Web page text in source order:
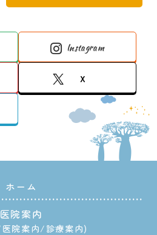
Instagram
X
ホーム
医院案内
医院案内 診療案内